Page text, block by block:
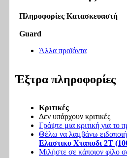
Πληροφορίες Κατασκευαστή
Guard
Άλλα προϊόντα
Έξτρα πληροφορίες
Κριτικές
Δεν υπάρχουν κριτικές
Γράψτε μια κριτική για το
Θέλω να λαμβάνω
Ελαστικο Χταποδι 2Τ
Μιλήστε σε κάποιον φίλο